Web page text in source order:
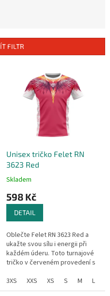
FILTR
XL 3XL 4XL
Unisex tričko Felet RN
3623 Red
Skladem
598 Kč
DETAIL
Oblečte Felet RN 3623 Red a
ukažte svou sílu i energii při
každém úderu. Toto turnajové
tričko v červeném provedení s
odstínech červené, oranžové
a...
3XS XXS XS S M L